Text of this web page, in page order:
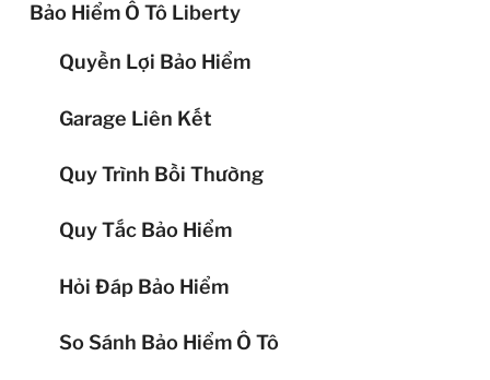
Bảo Hiểm Ô Tô Liberty
Quyền Lợi Bảo Hiểm
Garage Liên Kết
Quy Trình Bồi Thường
Quy Tắc Bảo Hiểm
Hỏi Đáp Bảo Hiểm
So Sánh Bảo Hiểm Ô Tô